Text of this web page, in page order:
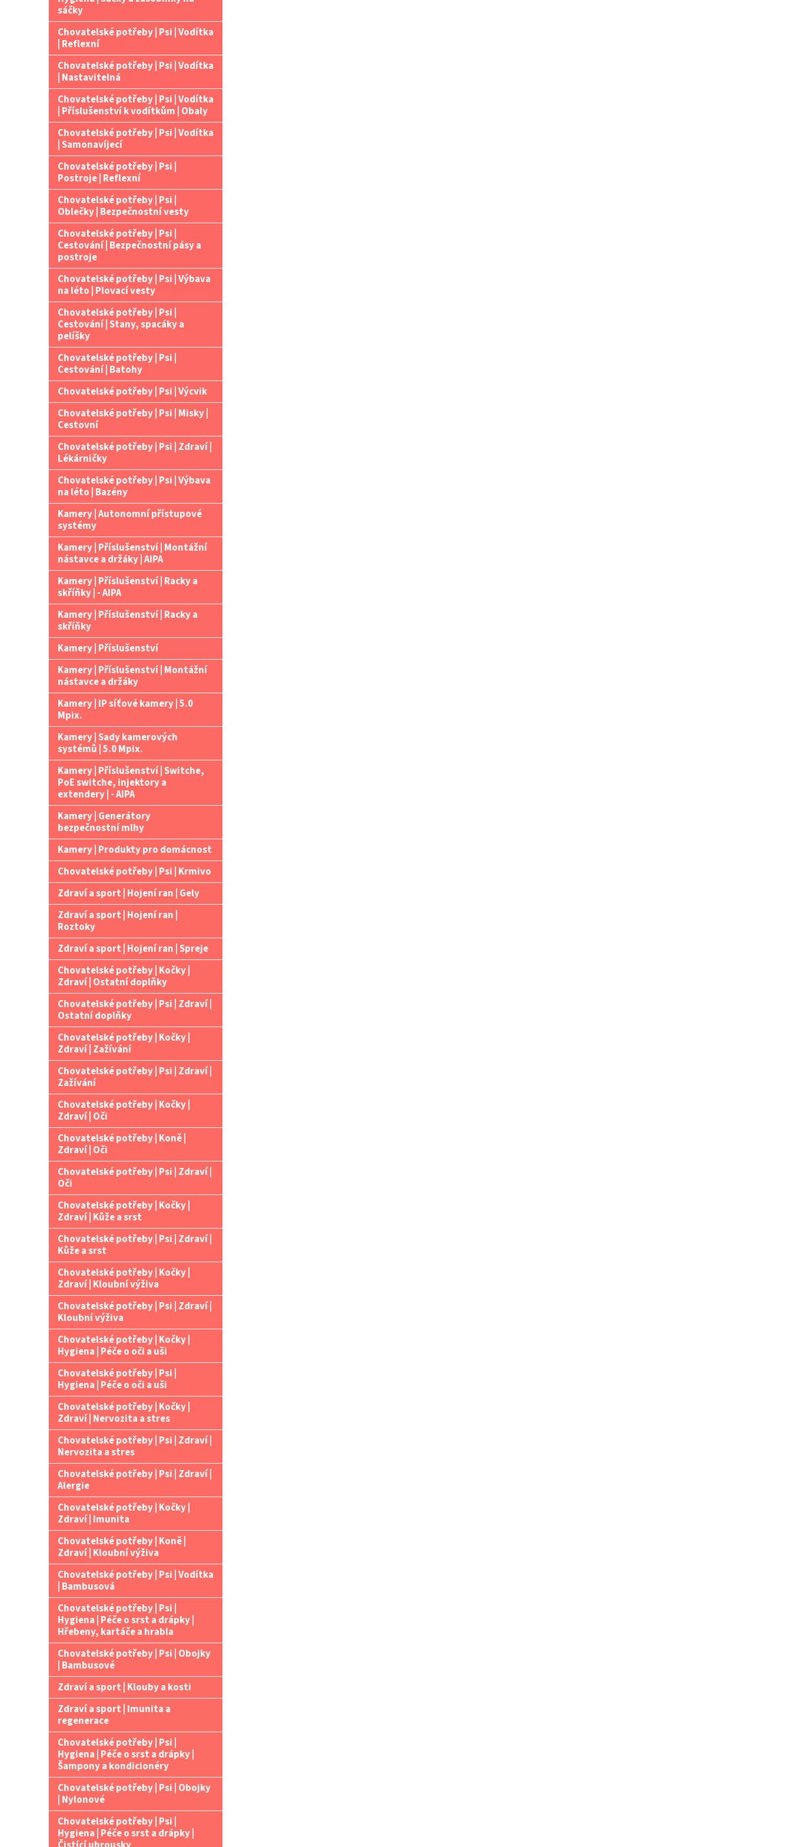
e
sáčky
Chovatelské potřeby | Psi | Vodítka
| Reflexní
Chovatelské potřeby | Psi | Vodítka
| Nastavitelná
Chovatelské potřeby | Psi | Vodítka
| Příslušenství k vodítkům | Obaly
Chovatelské potřeby | Psi | Vodítka
| Samonavíjecí
Chovatelské potřeby | Psi |
Postroje | Reflexní
Chovatelské potřeby | Psi |
Oblečky | Bezpečnostní vesty
Chovatelské potřeby | Psi |
Cestování | Bezpečnostní pásy a
postroje
Chovatelské potřeby | Psi | Výbava
na léto | Plovací vesty
Chovatelské potřeby | Psi |
Cestování | Stany, spacáky a
pelíšky
Chovatelské potřeby | Psi |
Cestování | Batohy
Chovatelské potřeby | Psi | Výcvik
Chovatelské potřeby | Psi | Misky |
Cestovní
Chovatelské potřeby | Psi | Zdraví |
Lékárničky
Chovatelské potřeby | Psi | Výbava
na léto | Bazény
Kamery | Autonomní přístupové
systémy
Kamery | Příslušenství | Montážní
nástavce a držáky | AIPA
Kamery | Příslušenství | Racky a
skříňky | - AIPA
Kamery | Příslušenství | Racky a
skříňky
Kamery | Příslušenství
Kamery | Příslušenství | Montážní
nástavce a držáky
Kamery | IP síťové kamery | 5.0
Mpix.
Kamery | Sady kamerových
systémů | 5.0 Mpix.
Kamery | Příslušenství | Switche,
PoE switche, injektory a
extendery | - AIPA
Kamery | Generátory
bezpečnostní mlhy
Kamery | Produkty pro domácnost
Chovatelské potřeby | Psi | Krmivo
Zdraví a sport | Hojení ran | Gely
Zdraví a sport | Hojení ran |
Roztoky
Zdraví a sport | Hojení ran | Spreje
Chovatelské potřeby | Kočky |
Zdraví | Ostatní doplňky
Chovatelské potřeby | Psi | Zdraví |
Ostatní doplňky
Chovatelské potřeby | Kočky |
Zdraví | Zažívání
Chovatelské potřeby | Psi | Zdraví |
Zažívání
Chovatelské potřeby | Kočky |
Zdraví | Oči
Chovatelské potřeby | Koně |
Zdraví | Oči
Chovatelské potřeby | Psi | Zdraví |
Oči
Chovatelské potřeby | Kočky |
Zdraví | Kůže a srst
Chovatelské potřeby | Psi | Zdraví |
Kůže a srst
Chovatelské potřeby | Kočky |
Zdraví | Kloubní výživa
Chovatelské potřeby | Psi | Zdraví |
Kloubní výživa
Chovatelské potřeby | Kočky |
Hygiena | Péče o oči a uši
Chovatelské potřeby | Psi |
Hygiena | Péče o oči a uši
Chovatelské potřeby | Kočky |
Zdraví | Nervozita a stres
Chovatelské potřeby | Psi | Zdraví |
Nervozita a stres
Chovatelské potřeby | Psi | Zdraví |
Alergie
Chovatelské potřeby | Kočky |
Zdraví | Imunita
Chovatelské potřeby | Koně |
Zdraví | Kloubní výživa
Chovatelské potřeby | Psi | Vodítka
| Bambusová
Chovatelské potřeby | Psi |
Hygiena | Péče o srst a drápky |
Hřebeny, kartáče a hrabla
Chovatelské potřeby | Psi | Obojky
| Bambusové
Zdraví a sport | Klouby a kosti
Zdraví a sport | Imunita a
regenerace
Chovatelské potřeby | Psi |
Hygiena | Péče o srst a drápky |
Šampony a kondicionéry
Chovatelské potřeby | Psi | Obojky
| Nylonové
Chovatelské potřeby | Psi |
Hygiena | Péče o srst a drápky |